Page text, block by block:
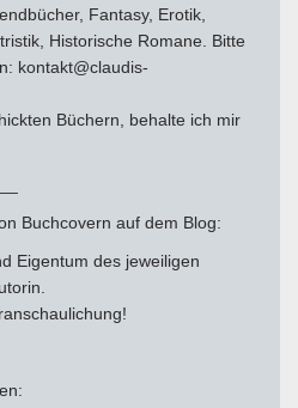
Fantasy, Erotik,
Historische Romane. Bitte
kontakt@claudis-
Büchern, behalte ich mir
Buchcovern auf dem Blog:
Eigentum des jeweiligen